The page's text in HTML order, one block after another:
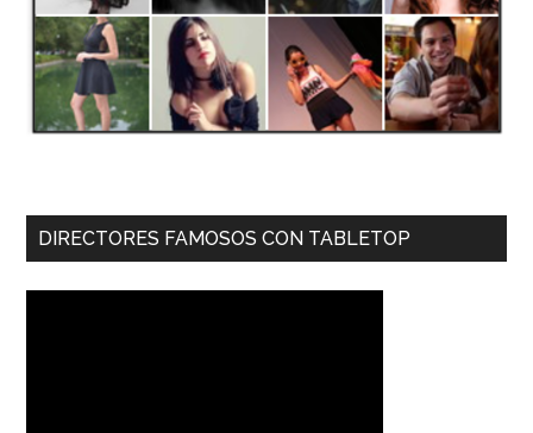
DIRECTORES FAMOSOS CON TABLETOP